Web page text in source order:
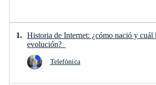
Historia de Internet: ¿cómo nació y cuál
evolución?
Telefónica